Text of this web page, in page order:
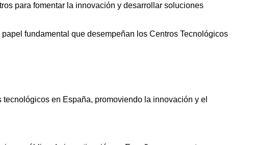
para fomentar la innovación y desarrollar soluciones
fundamental que desempeñan los Centros Tecnológicos
en España, promoviendo la innovación y el